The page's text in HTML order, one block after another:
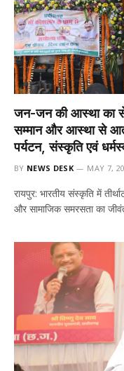
जन-जन की आस्था का सेतु
सम्मान और आस्था से
पर्यटन, संस्कृति एवं
BY NEWS DESK MAY 7,
रायपुर: भारतीय संस्कृति में
और सामाजिक समरसता का